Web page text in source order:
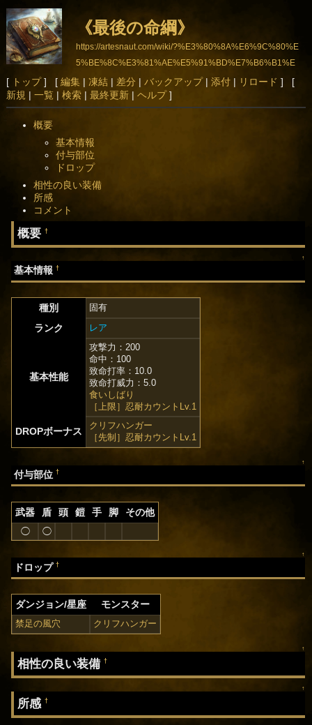
《最後の命綱》
https://artesnaut.com/wiki/?%E3%80%8A%E6%9C%80%E
5%BE%8C%E3%81%AE%E5%91%BD%E7%B6%B1%E
3%80%8B
[ トップ] [ 編集| 凍結| 差分 | バックアップ| 添付| リロード ] [
新規 | 一覧 | 検索| 最終更新| ヘルプ]
概要
基本情報
付与部位
ドロップ
相性の良い装備
所感
コメント
概要†
↑
基本情報†
種別 固有
ランク レア
基本性能
攻撃力：200
命中：100
致命打率：10.0
致命打威力：5.0
食いしばり
［上限］忍耐カウントLv.1
DROPボーナス
クリフハンガー
［先制］忍耐カウントLv.1
↑
付与部位†
武器 盾 頭 鎧 手 脚 その他
◯ ◯
↑
ドロップ†
ダンジョン/星座 モンスター
禁足の風穴 クリフハンガー
↑
相性の良い装備†
↑
所感†